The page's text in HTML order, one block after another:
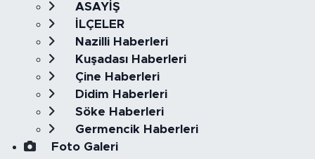
ASAYİŞ
İLÇELER
Nazilli Haberleri
Kuşadası Haberleri
Çine Haberleri
Didim Haberleri
Söke Haberleri
Germencik Haberleri
Foto Galeri